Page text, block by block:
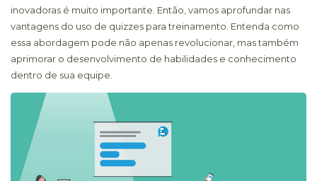
inovadoras é muito importante. Então, vamos aprofundar nas
vantagens do uso de quizzes para treinamento. Entenda como
essa abordagem pode não apenas revolucionar, mas também
aprimorar o desenvolvimento de habilidades e conhecimento
dentro de sua equipe.